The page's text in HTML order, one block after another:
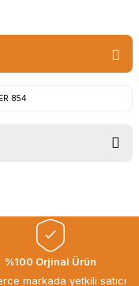
854
%100 Orjinal Ürün
markada yetkili satıcı